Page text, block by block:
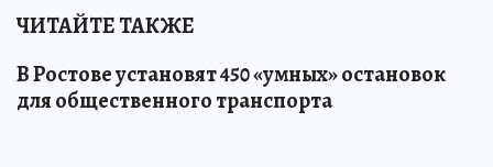
ЧИТАЙТЕ ТАКЖЕ
В Ростове установят 450 «умных» остановок
для общественного транспорта